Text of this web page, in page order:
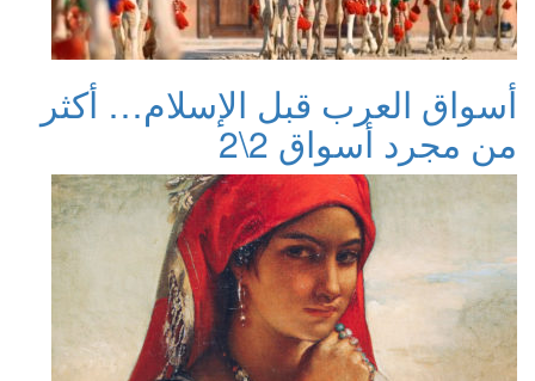
أسواق العرب قبل الإسلام… أكثر
من مجرد أسواق 2\2